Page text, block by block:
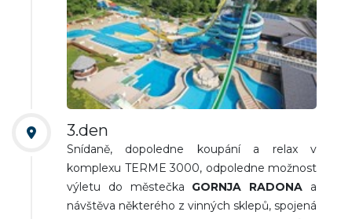
3.den
Snídaně, dopoledne koupání a relax v
komplexu TERME 3000, odpoledne možnost
výletu do městečka GORNJA RADONA a
návštěva některého z vinných sklepů, spojená